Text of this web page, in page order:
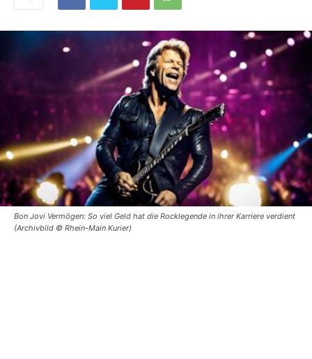
Bon Jovi Vermögen: So viel Geld hat die Rocklegende in ihrer Karriere verdient
(Archivbild © Rhein-Main Kurier)